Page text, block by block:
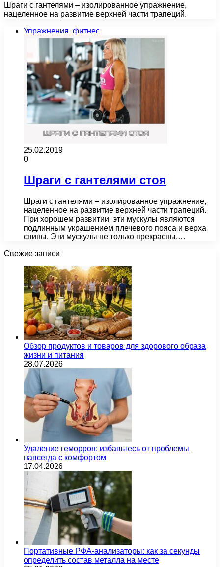
Шраги с гантелями – изолированное упражнение,
нацеленное на развитие верхней части трапеций.
Упражнения, фитнес
25.02.2019
0
Шраги с гантелями стоя
Шраги с гантелями – изолированное упражнение,
нацеленное на развитие верхней части трапеций.
При хорошем развитии, эти мускулы являются
подлинным украшением плечевого пояса и верха
спины. Эти мускулы не только прекрасны,…
Свежие записи
Обзор продуктов и товаров для здорового образа
жизни и питания
28.07.2026
Удаление геморроя: избавьтесь от проблемы
навсегда с комфортом
17.04.2026
Портативные РФА-анализаторы: как за секунды
определить состав металла на месте